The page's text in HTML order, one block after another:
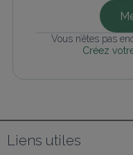
Vous n’êtes pas
Créez
Liens utiles